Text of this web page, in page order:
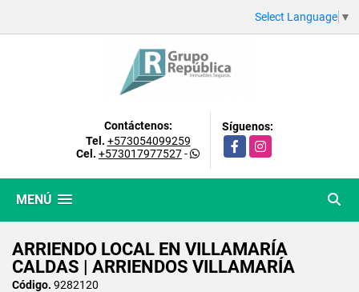
Select Language ▼
Contáctenos:
Tel. +573054099259
Cel. +573017977527-
Síguenos:
FacebookInstagram
MENÚ
ARRIENDO LOCAL EN VILLAMARÍA
CALDAS | ARRIENDOS VILLAMARÍA
Código. 9282120